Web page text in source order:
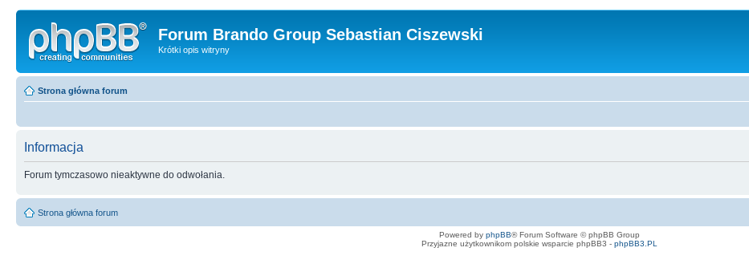
Forum Brando Group Sebastian Ciszewski
Krótki opis witryny
Strona główna forum
Informacja
Forum tymczasowo nieaktywne do odwołania.
Strona główna forum
Powered by phpBB® Forum Software © phpBB Group
Przyjazne użytkownikom polskie wsparcie phpBB3 - phpBB3.PL